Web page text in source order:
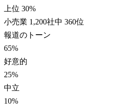
上位 30%
小売業 1,200社中 360位
報道のトーン
65%
好意的
25%
中立
10%